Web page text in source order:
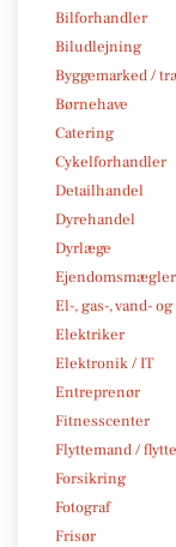
Bilforhandler
Biludlejning
Byggemarked /
Børnehave
Catering
Cykelforhandler
Detailhandel
Dyrehandel
Dyrlæge
Ejendomsmægler
El-, gas-, vand-
Elektriker
Elektronik / IT
Entreprenør
Fitnesscenter
Flyttemand /
Forsikring
Fotograf
Frisør